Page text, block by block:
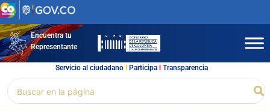
Ir
al
contenidoEncuentra tu
Representante
Servicio al ciudadano l Participal Transparencia
por: